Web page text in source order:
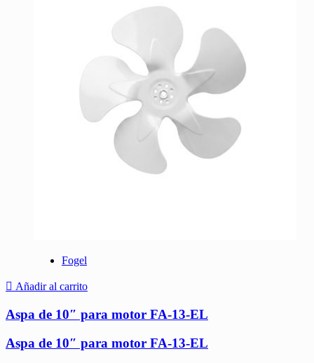
Fogel
Añadir al carrito
Aspa de 10″ para motor FA-13-EL
Aspa de 10″ para motor FA-13-EL